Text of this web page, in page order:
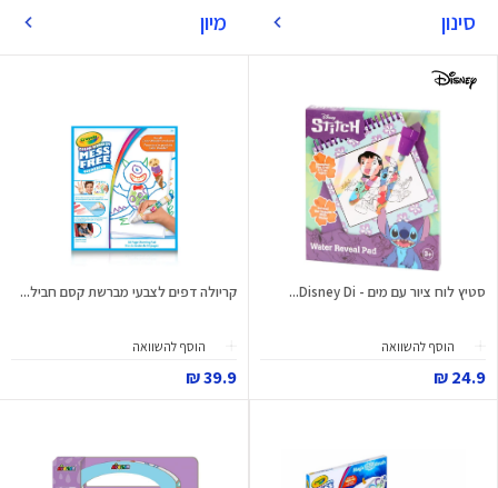
סינון מיון
סטיץ לוח ציור עם מים - Disney Di...
הוסף להשוואה
24.9 ₪
קריולה דפים לצבעי מברשת קסם חביל...
הוסף להשוואה
39.9 ₪